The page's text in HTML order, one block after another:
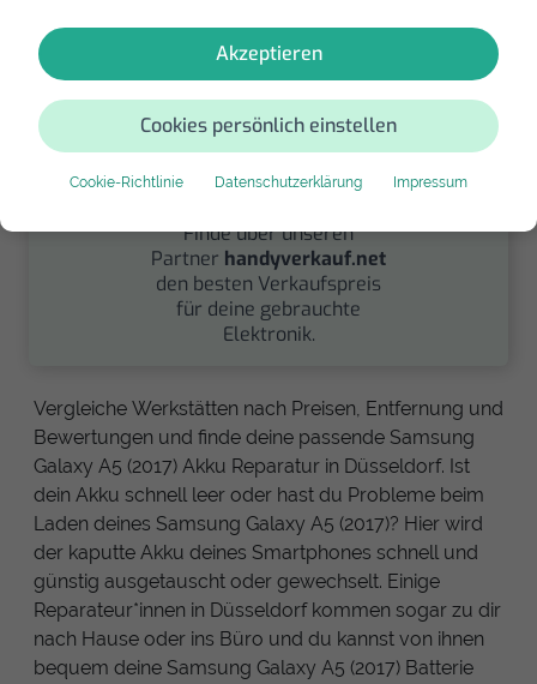
Akzeptieren
Cookies persönlich einstellen
Cookie-Richtlinie Datenschutzerklärung Impressum
Verkaufen
Finde über unseren
Partner handyverkauf.net
den besten Verkaufspreis
für deine gebrauchte
Elektronik.
Vergleiche Werkstätten nach Preisen, Entfernung und
Bewertungen und finde deine passende Samsung
Galaxy A5 (2017) Akku Reparatur in Düsseldorf. Ist
dein Akku schnell leer oder hast du Probleme beim
Laden deines Samsung Galaxy A5 (2017)? Hier wird
der kaputte Akku deines Smartphones schnell und
günstig ausgetauscht oder gewechselt. Einige
Reparateur*innen in Düsseldorf kommen sogar zu dir
nach Hause oder ins Büro und du kannst von ihnen
bequem deine Samsung Galaxy A5 (2017) Batterie